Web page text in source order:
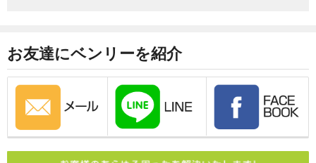
お友達にベンリーを紹介